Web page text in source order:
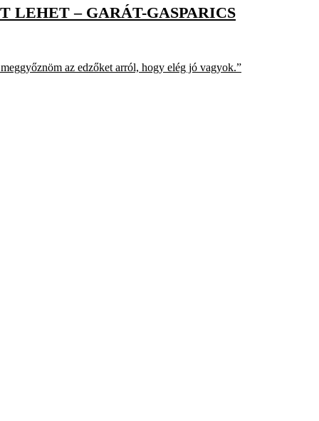
– GARÁT-GASPARICS
az edzőket arról, hogy elég jó vagyok.”